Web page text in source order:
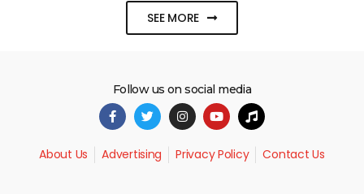
SEE MORE
Follow us on social media
About Us Advertising Privacy Policy Contact Us